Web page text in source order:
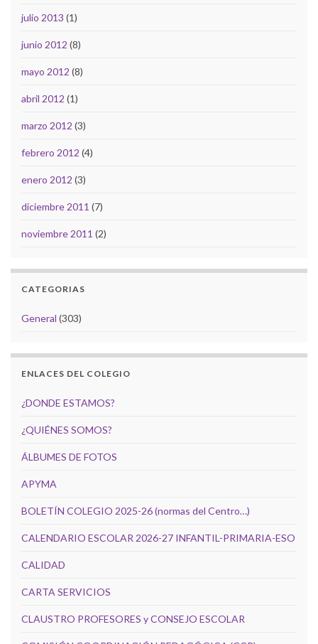
julio 2013 (1)
junio 2012 (8)
mayo 2012 (8)
abril 2012 (1)
marzo 2012 (3)
febrero 2012 (4)
enero 2012 (3)
diciembre 2011 (7)
noviembre 2011 (2)
CATEGORIAS
General (303)
ENLACES DEL COLEGIO
¿DONDE ESTAMOS?
¿QUIÉNES SOMOS?
ÁLBUMES DE FOTOS
APYMA
BOLETÍN COLEGIO 2025-26 (normas del Centro…)
CALENDARIO ESCOLAR 2026-27 INFANTIL-PRIMARIA-ESO
CALIDAD
CARTA SERVICIOS
CLAUSTRO PROFESORES y CONSEJO ESCOLAR